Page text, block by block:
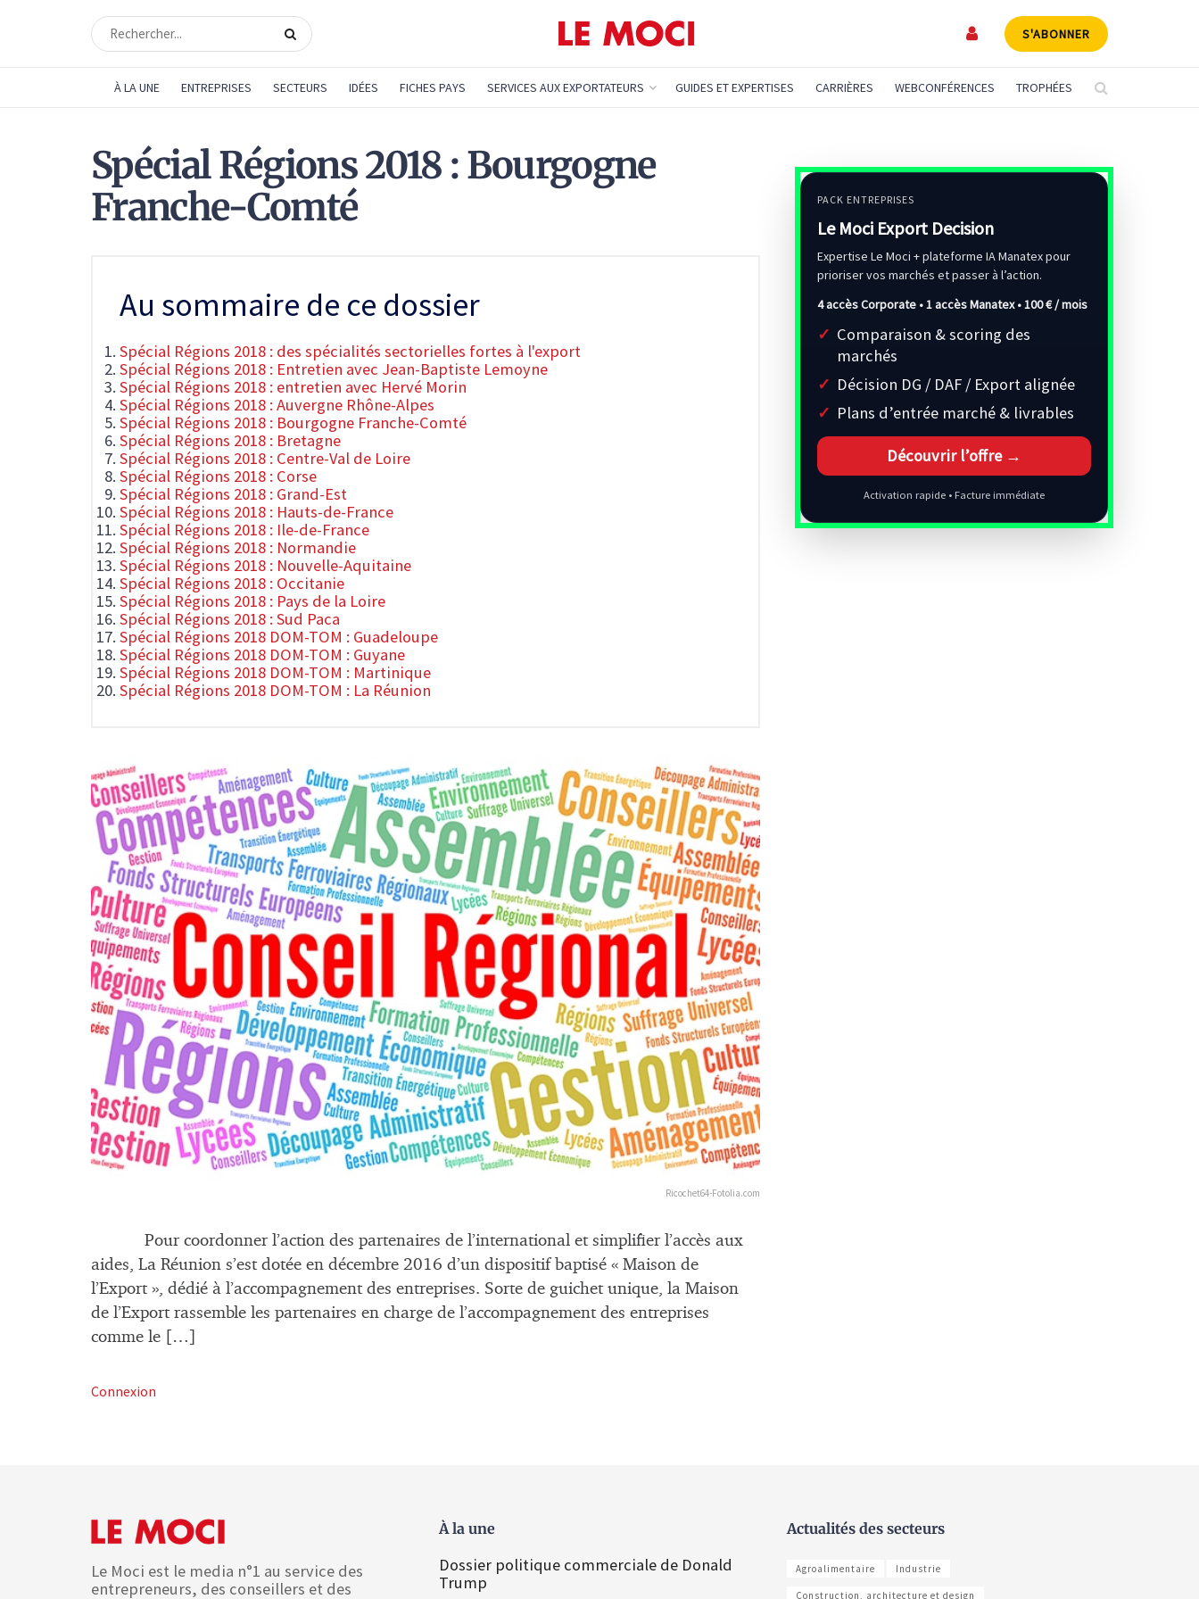
S'ABONNER
À LA UNE ENTREPRISES SECTEURS IDÉES FICHES PAYS SERVICES AUX EXPORTATEURS GUIDES ET EXPERTISES CARRIÈRES WEBCONFÉRENCES TROPHÉES
Spécial Régions 2018 : Bourgogne
Franche-Comté
Au sommaire de ce dossier
Spécial Régions 2018 : des spécialités sectorielles fortes à l'export
Spécial Régions 2018 : Entretien avec Jean-Baptiste Lemoyne
Spécial Régions 2018 : entretien avec Hervé Morin
Spécial Régions 2018 : Auvergne Rhône-Alpes
Spécial Régions 2018 : Bourgogne Franche-Comté
Spécial Régions 2018 : Bretagne
Spécial Régions 2018 : Centre-Val de Loire
Spécial Régions 2018 : Corse
Spécial Régions 2018 : Grand-Est
Spécial Régions 2018 : Hauts-de-France
Spécial Régions 2018 : Ile-de-France
Spécial Régions 2018 : Normandie
Spécial Régions 2018 : Nouvelle-Aquitaine
Spécial Régions 2018 : Occitanie
Spécial Régions 2018 : Pays de la Loire
Spécial Régions 2018 : Sud Paca
Spécial Régions 2018 DOM-TOM : Guadeloupe
Spécial Régions 2018 DOM-TOM : Guyane
Spécial Régions 2018 DOM-TOM : Martinique
Spécial Régions 2018 DOM-TOM : La Réunion
Ricochet64-Fotolia.com
Pour coordonner l’action des partenaires de l’international et simplifier l’accès aux
aides, La Réunion s’est dotée en décembre 2016 d’un dispositif baptisé « Maison de
l’Export », dédié à l’accompagnement des entreprises. Sorte de guichet unique, la Maison
de l’Export rassemble les partenaires en charge de l’accompagnement des entreprises
comme le […]
Connexion
PACK ENTREPRISES
Le Moci Export Decision
Expertise Le Moci + plateforme IA Manatex pour
prioriser vos marchés et passer à l’action.
4 accès Corporate • 1 accès Manatex •100 € / mois
Comparaison & scoring des
marchés
Décision DG / DAF / Export alignée
Plans d’entrée marché & livrables
Découvrir l’offre →
Activation rapide • Facture immédiate
Le Moci est le media n°1 au service des
entrepreneurs, des conseillers et des
À la une
Dossier politique commerciale de Donald
Trump
Actualités des secteurs
Agroalimentaire Industrie
Construction, architecture et design